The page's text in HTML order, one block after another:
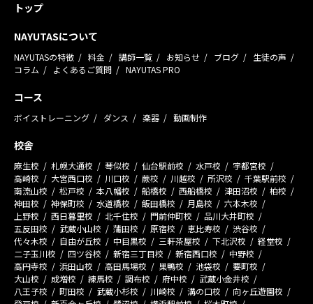
トップ
NAYUTASについて
NAYUTASの特徴 料金 講師一覧 お知らせ ブログ
生徒の声
コラム
よくあるご質問 NAYUTAS PRO
コース
ボイストレーニング ダンス 楽器 動画制作
校舎
麻生校 札幌大通校 琴似校 仙台駅前校 水戸校
宇都宮校
高崎校
大宮西口校 川口校 蕨校 川越校 所沢校
千葉駅前校
南流山校
松戸校 本八幡校 船橋校 西船橋校 津田沼校
柏校
神田校
神保町校 水道橋校 飯田橋校 月島校
六本木校
上野校
西日暮里校 北千住校 門前仲町校
品川大井町校
五反田校
武蔵小山校 蒲田校 原宿校 恵比寿校
渋谷校
代々木校
自由が丘校 中目黒校 三軒茶屋校 下北沢校
経堂校
二子玉川校
四ツ谷校 新宿三丁目校 新宿西口校
中野校
高円寺校
浜田山校 高田馬場校 巣鴨校 池袋校
要町校
大山校
成増校 練馬校 調布校 府中校
武蔵小金井校
八王子校
町田校 武蔵小杉校 川崎校 溝の口校
向ヶ丘遊園校